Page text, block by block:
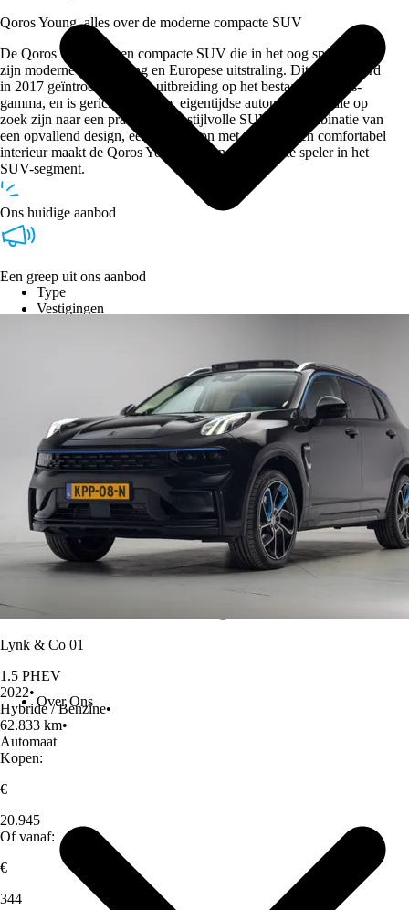
Type
Vestigingen
Over Ons
Qoros Young, alles over de moderne compacte SUV
De Qoros Young is een compacte SUV die in het oog springt door
zijn moderne vormgeving en Europese uitstraling. Dit model werd
in 2017 geïntroduceerd als uitbreiding op het bestaande Qoros-
gamma, en is gericht op jonge, eigentijdse automobilisten die op
zoek zijn naar een praktische en stijlvolle SUV. De combinatie van
een opvallend design, een krachtbron met turbo en een comfortabel
interieur maakt de Qoros Young tot een interessante speler in het
SUV-segment.
Ons huidige aanbod
Een greep uit ons aanbod
Lynk & Co 01
1.5 PHEV
2022•
Hybride / Benzine•
62.833 km•
Automaat
Kopen:
€
20.945
Of vanaf:
€
344